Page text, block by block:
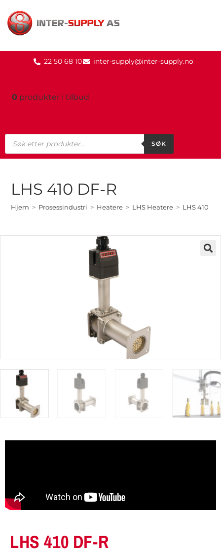
22 50 68 10 inter-supply@inter-supply.no
0 produkter i tilbud
SØK
LHS 410 DF-R
Hjem > Prosessindustri > Heatere > LHS Heatere > LHS 410
LHS 410 DF-R